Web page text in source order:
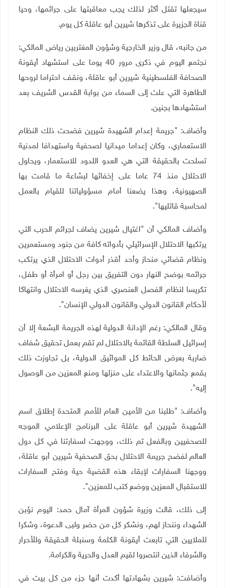
سيجعلها تقتل أكثر لذلك يجب معاقبتها على جرائمها، وحيا
قناة الجزيرة على تذكرها شيرين أبو عاقلة كل يوم.
من جانبه، قال وزير الخارجية وشؤون المغتربين رياض المالكي:
نجتمع اليوم في ذكرى مرور 40 يوما على استشهاد أيقونة
الصحافة الفلسطينية شيرين أبو عاقلة، ونقف احتراما لروحها
الطاهرة التي علت إلى السماء من بوابة القدس الشريف بعد
استشهادها بجنين.
وأضاف: "جريمة إعدام الشهيدة شيرين فضحت ذلك النظام
الاستعماري، وكان إعداما ميدانيا لصحفية واستهدافا لمدنية
تسلحت بالحقيقة التي هي العدو اللدود للاستعمار، ويحاول
الاحتلال منذ 74 عاما على إخفائها لبشاعة ما قامت بها
الصهيونية، وهذا يضعنا أمام مسؤولياتنا للقيام بالعمل
لمحاسبة قاتليها".
وأضاف المالكي أن "اغتيال شيرين يضاف لجرائم الحرب التي
يرتكبها الاحتلال الإسرائيلي بأدواته كافة من جنود ومستعمرين
ونظام قضائي منحاز وأحد أقذر أدوات الاحتلال الذي يرتكب
جرائمه بوضح النهار دون التفريق بين رجل أو امرأة أو طفل،
تكريسا لنظام الفصل العنصري الذي يغرسه الاحتلال وانتهاكا
لأحكام القانون الدولي والقانون الدولي الإنسان".
وقال المالكي: رغم الإدانة الدولية لهذه الجريمة البشعة إلا أن
إسرائيل السلطة القائمة بالاحتلال لم تقم بعمل تحقيق شفاف
ضاربة بعرض الحائط كل المواثيق الدولية، بل تجاوزت ذلك
بقمع جثمانها والاعتداء على منزلها ومنع المعزين من الوصول
إليه".
وأضاف: "طلبنا من الأمين العام للأمم المتحدة إطلاق اسم
الشهيدة شيرين أبو عاقلة على البرنامج الإعلامي الموجه
للصحفيين وبالفعل تم ذلك، ووجهت لسفارتنا في كل دول
العالم لفضح جريمة الاحتلال بحق الصحفية شيرين أبو عاقلة،
ووجهنا السفارات لإبقاء هذه القضية حية وفتح السفارات
للاستقبال المعزين ووضع كتب للمعزين".
إلى ذلك، قالت وزيرة شؤون المرأة آمال حمد: اليوم نؤبن
الشهداء وننحاز لهم، ونشكر كل من حضر ولبى الدعوة، وشكرا
للملايين التي تابعت أيقونة الكلمة وسنبلة الحقيقة وللأحرار
والشرفاء الذين انتصروا لقيم العدل والحرية والكرامة.
وأضافت: شيرين بشهادتها أكدت أنها جزء من كل بيت في